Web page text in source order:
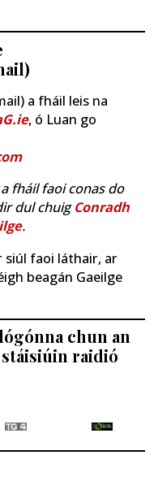
a fháil leis na
, ó Luan go
fháil faoi conas do
dul chuigConradh
.
siúl faoi láthair, ar
beagán Gaeilge
chun an
raidió